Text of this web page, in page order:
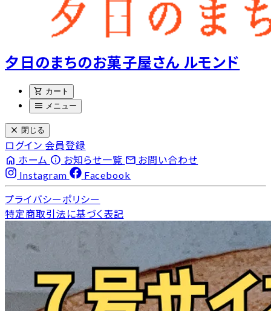
夕日のまちのお菓子屋さん ルモンド
shopping_cart カート
menu メニュー
close 閉じる
ログイン 会員登録
home ホーム info お知らせ一覧 email お問い合わせ
Instagram
Facebook
プライバシーポリシー
特定商取引法に基づく表記